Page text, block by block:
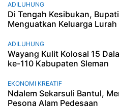
ADILUHUNG
Di Tengah Kesibukan,
Menguatkan Keluarga
ADILUHUNG
Wayang Kulit Kolosal 15
ke-110 Kabupaten Sleman
EKONOMI KREATIF
Ndalem Sekarsuli Bantul,
Pesona Alam Pedesaan